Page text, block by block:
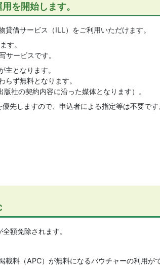
を開始します。
借サービス（ILL）をご利用いただけます。
す。
ービスです。
となります。
ず無料となります。
社の契約内容に沿った媒体となります）。
先しますので、申込者による指定等は不要です
額免除されます。
料（APC）が無料になるバウチャーの利用が